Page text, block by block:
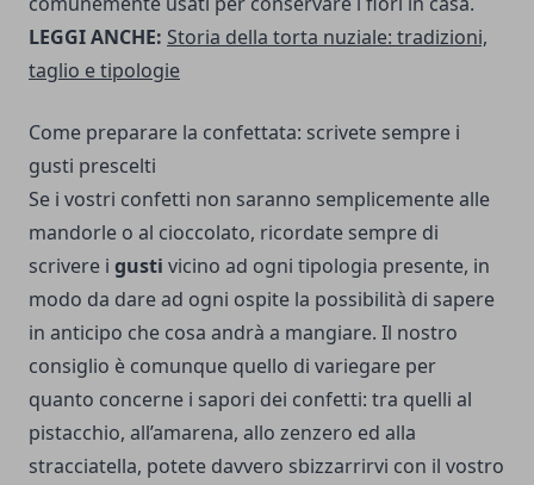
LEGGI ANCHE: Storia della torta nuziale: tradizioni,
taglio e tipologie
Come preparare la confettata: scrivete sempre i
gusti prescelti
Se i vostri confetti non saranno semplicemente alle
mandorle o al cioccolato, ricordate sempre di
scrivere i gusti vicino ad ogni tipologia presente, in
modo da dare ad ogni ospite la possibilità di sapere
in anticipo che cosa andrà a mangiare. Il nostro
consiglio è comunque quello di variegare per
quanto concerne i sapori dei confetti: tra quelli al
pistacchio, all’amarena, allo zenzero ed alla
stracciatella, potete davvero sbizzarrirvi con il vostro